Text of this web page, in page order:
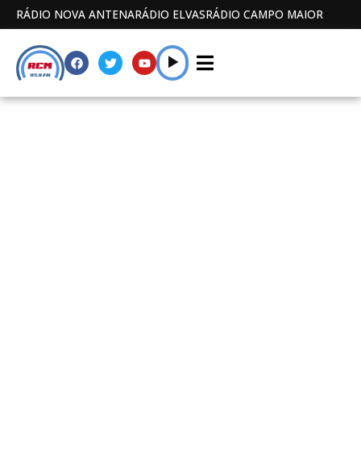
RÁDIO NOVA ANTENARÁDIO ELVASRÁDIO CAMPO MAIOR